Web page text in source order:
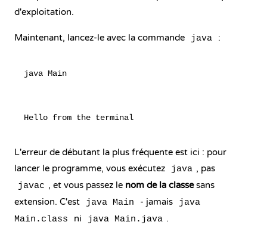
d'exploitation.
Maintenant, lancez-le avec la commande java :
L'erreur de débutant la plus fréquente est ici : pour
lancer le programme, vous exécutez
java , pas
javac , et vous passez le nom de la classesans
extension. C'est
java Main - jamais
java
Main.class
ni java Main.java .